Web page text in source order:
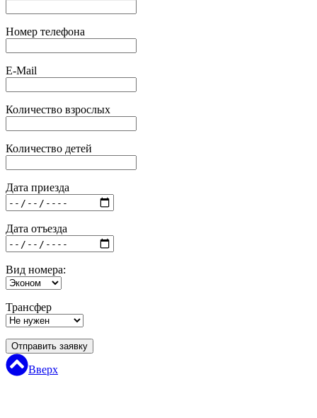
Номер телефона
E-Mail
Количество взрослых
Количество детей
Дата приезда
Дата отъезда
Вид номера:
Трансфер
Отправить заявку
Вверх